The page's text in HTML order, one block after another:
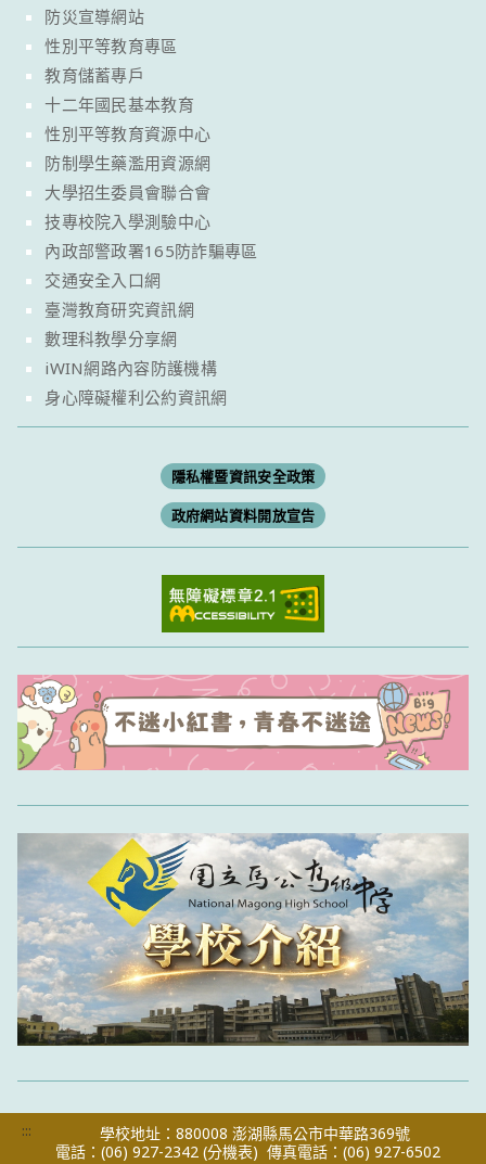
防災宣導網站
性別平等教育專區
教育儲蓄專戶
十二年國民基本教育
性別平等教育資源中心
防制學生藥濫用資源網
大學招生委員會聯合會
技專校院入學測驗中心
內政部警政署165防詐騙專區
交通安全入口網
臺灣教育研究資訊網
數理科教學分享網
iWIN網路內容防護機構
身心障礙權利公約資訊網
隱私權暨資訊安全政策
政府網站資料開放宣告
:::
學校地址：880008 澎湖縣馬公市中華路369號
電話：(06) 927-2342 (分機表) 傳真電話：(06) 927-6502